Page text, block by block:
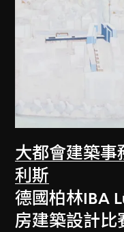
大都會建築事
利斯
德國柏林IBA
房建築設計比